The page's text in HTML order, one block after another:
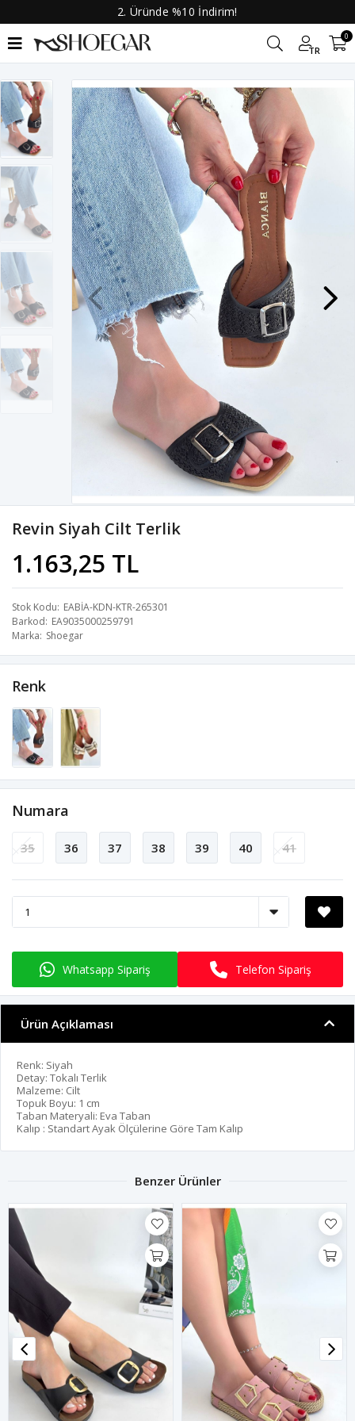
2. Üründe %10 İndirim!
TR
0
Revin Siyah Cilt Terlik
1.163,25 TL
Stok Kodu EABİA-KDN-KTR-265301
Barkod EA9035000259791
Marka Shoegar
Renk
Numara
35 36 37 38 39 40 41
Whatsapp Sipariş Telefon Sipariş
Ürün Açıklaması
Renk: Siyah
Detay: Tokalı Terlik
Malzeme: Cilt
Topuk Boyu: 1 cm
Taban Materyali: Eva Taban
Kalıp : Standart Ayak Ölçülerine Göre Tam Kalıp
Benzer Ürünler